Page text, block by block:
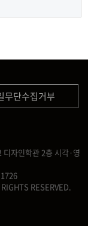
무단수집거부
자인학관 2층 시각·영
RESERVED.